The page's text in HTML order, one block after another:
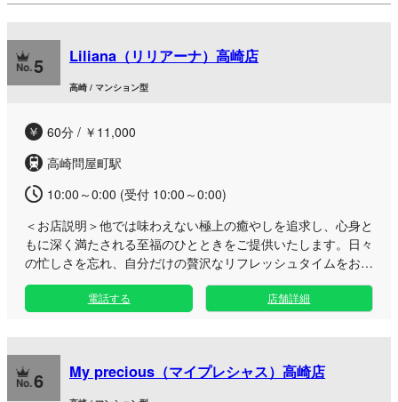
5 Liliana（リリアーナ）高崎店
高崎 / マンション型
60分 / ￥11,000
高崎問屋町駅
10:00～0:00 (受付 10:00～0:00)
＜お店説明＞他では味わえない極上の癒やしを追求し、心身と
もに深く満たされる至福のひとときをご提供いたします。日々
の忙しさを忘れ、自分だけの贅沢なリフレッシュタイムをお過
ごしください。 日ごろの疲れをスッキリと癒やしたい方や、
上質な時間を楽しみたい大人の方にぴったりのサロンです。お
出かけの合間にもゆったりとお過ごしいただけます。 高崎店
は高崎問屋駅から徒歩5分と好アクセス。キャッシュレス決済
にも幅広く対応し、リクエスト出勤のご要望など柔軟なサービ
電話する 店舗詳細
6 My precious（マイプレシャス）高崎店